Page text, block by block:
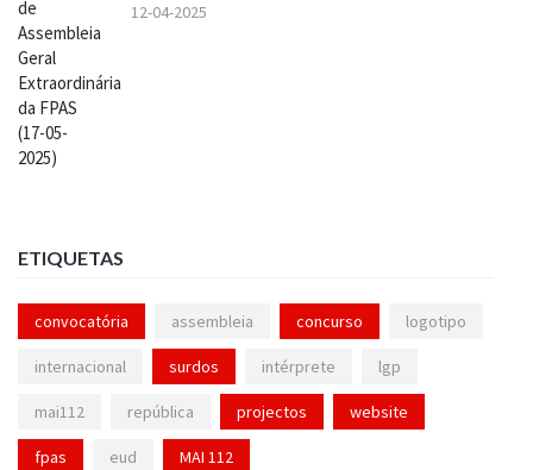
12-04-2025
ETIQUETAS
convocatória assembleia concurso logotipo
internacional surdos intérprete lgp
mai112 república projectos website
fpas eud MAI 112